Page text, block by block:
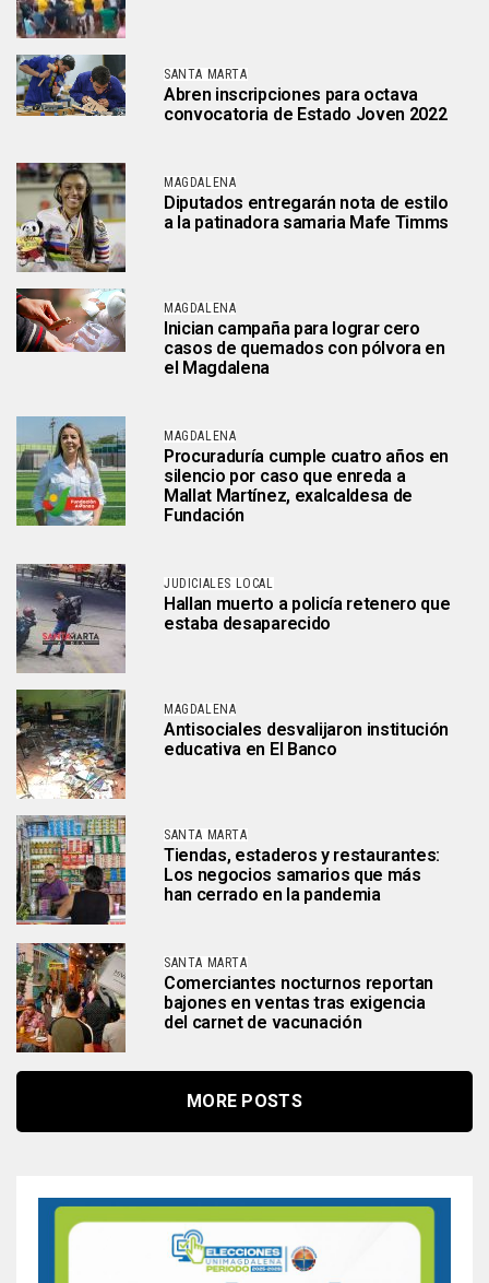
SANTA MARTA
Abren inscripciones para octava
convocatoria de Estado Joven 2022
MAGDALENA
Diputados entregarán nota de estilo
a la patinadora samaria Mafe Timms
MAGDALENA
Inician campaña para lograr cero
casos de quemados con pólvora en
el Magdalena
MAGDALENA
Procuraduría cumple cuatro años en
silencio por caso que enreda a
Mallat Martínez, exalcaldesa de
Fundación
JUDICIALES LOCAL
Hallan muerto a policía retenero que
estaba desaparecido
MAGDALENA
Antisociales desvalijaron institución
educativa en El Banco
SANTA MARTA
Tiendas, estaderos y restaurantes:
Los negocios samarios que más
han cerrado en la pandemia
SANTA MARTA
Comerciantes nocturnos reportan
bajones en ventas tras exigencia
del carnet de vacunación
MORE POSTS